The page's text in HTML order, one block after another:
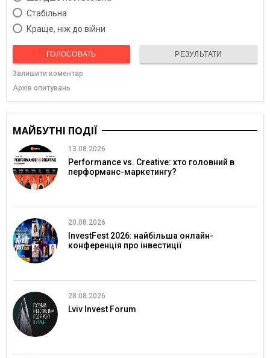
Cтабільна
Краще, ніж до війни
ГОЛОСОВАТЬ РЕЗУЛЬТАТИ
Залишити коментар
Архів опитувань
МАЙБУТНІ ПОДІЇ
13.08.2026
Performance vs. Creative: хто головний в
перформанс-маркетингу?
20.08.2026
InvestFest 2026: найбільша онлайн-
конференція про інвестиції
28.08.2026
Lviv Invest Forum